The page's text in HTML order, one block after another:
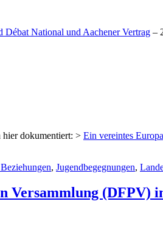
Débat National und Aachener Vertrag –
hier dokumentiert: > Ein vereintes
, Jugendbegegnungen,
Versammlung (DFPV)